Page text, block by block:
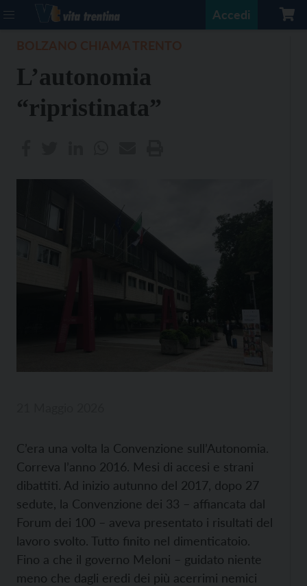
Accedi
L’autonomia
“ripristinata”
C’era una volta la Convenzione sull’Autonomia.
Correva l’anno 2016. Mesi di accesi e strani
dibattiti. Ad inizio autunno del 2017, dopo 27
sedute, la Convenzione dei 33 – affiancata dal
Forum dei 100 – aveva presentato i risultati del
lavoro svolto. Tutto finito nel dimenticatoio.
Fino a che il governo Meloni – guidato niente
meno che dagli eredi dei più acerrimi nemici